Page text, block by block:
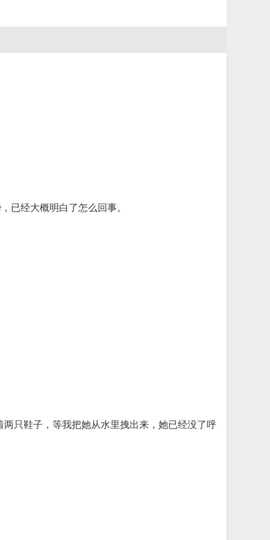
已经大概明白了怎么回事。
只鞋子，等我把她从水里拽出来，她已经没了呼